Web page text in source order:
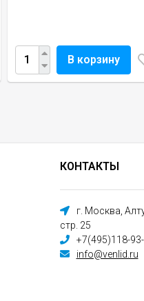
В корзину
КОНТАКТЫ
г. Москва,
стр. 25
+7(495)118-
info@venlid.ru